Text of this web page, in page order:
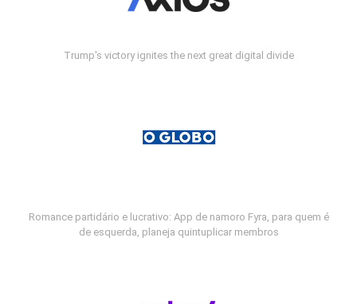
Trump's victory ignites the next great digital divide
Romance partidário e lucrativo: App de namoro Fyra, para quem é
de esquerda, planeja quintuplicar membros